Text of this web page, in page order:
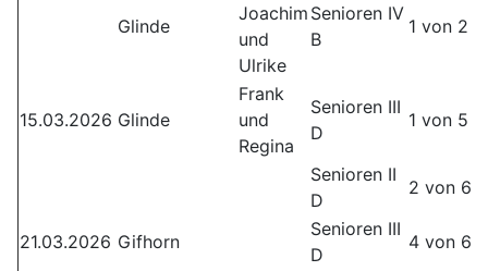
Glinde
Joachim
und
Ulrike
Senioren IV
B
1 von 2
15.03.2026 Glinde
Frank
und
Regina
Senioren III
D
1 von 5
Senioren II
D
2 von 6
21.03.2026 Gifhorn
Senioren III
D
4 von 6